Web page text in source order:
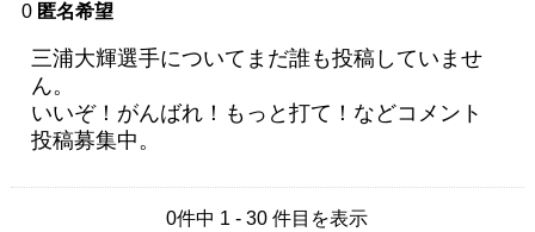
0 匿名希望
三浦大輝選手についてまだ誰も投稿していませ
ん。
いいぞ！がんばれ！もっと打て！などコメント
投稿募集中。
0件中 1 - 30 件目を表示